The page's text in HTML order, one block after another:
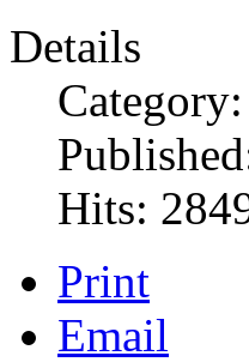
Details
Category:
Hits:
Print
Email